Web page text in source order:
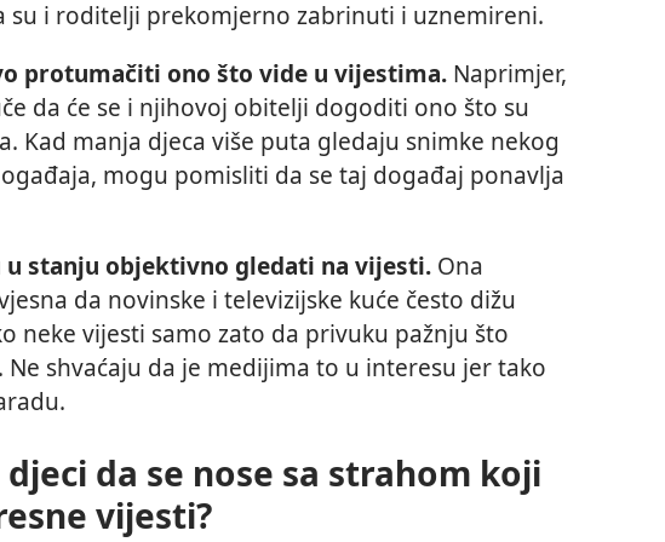
su i roditelji prekomjerno zabrinuti i uznemireni.
protumačiti ono što vide u vijestima.Naprimjer,
da će se i njihovoj obitelji dogoditi ono što su
Kad manja djeca više puta gledaju snimke nekog
mogu pomisliti da se taj događaj ponavlja
u stanju objektivno gledati na vijesti.Ona
da novinske i televizijske kuće često dižu
neke vijesti samo zato da privuku pažnju što
shvaćaju da je medijima to u interesu jer tako
da se nose sa strahom koji
vijesti?